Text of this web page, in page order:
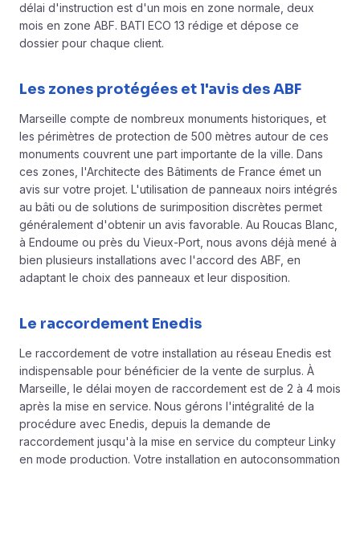
délai d'instruction est d'un mois en zone normale, deux
mois en zone ABF. BATI ECO 13 rédige et dépose ce
dossier pour chaque client.
Les zones protégées et l'avis des ABF
Marseille compte de nombreux monuments historiques, et
les périmètres de protection de 500 mètres autour de ces
monuments couvrent une part importante de la ville. Dans
ces zones, l'Architecte des Bâtiments de France émet un
avis sur votre projet. L'utilisation de panneaux noirs intégrés
au bâti ou de solutions de surimposition discrètes permet
généralement d'obtenir un avis favorable. Au Roucas Blanc,
à Endoume ou près du Vieux-Port, nous avons déjà mené à
bien plusieurs installations avec l'accord des ABF, en
adaptant le choix des panneaux et leur disposition.
Le raccordement Enedis
Le raccordement de votre installation au réseau Enedis est
indispensable pour bénéficier de la vente de surplus. À
Marseille, le délai moyen de raccordement est de 2 à 4 mois
après la mise en service. Nous gérons l'intégralité de la
procédure avec Enedis, depuis la demande de
raccordement jusqu'à la mise en service du compteur Linky
en mode production. Votre installation en autoconsommation